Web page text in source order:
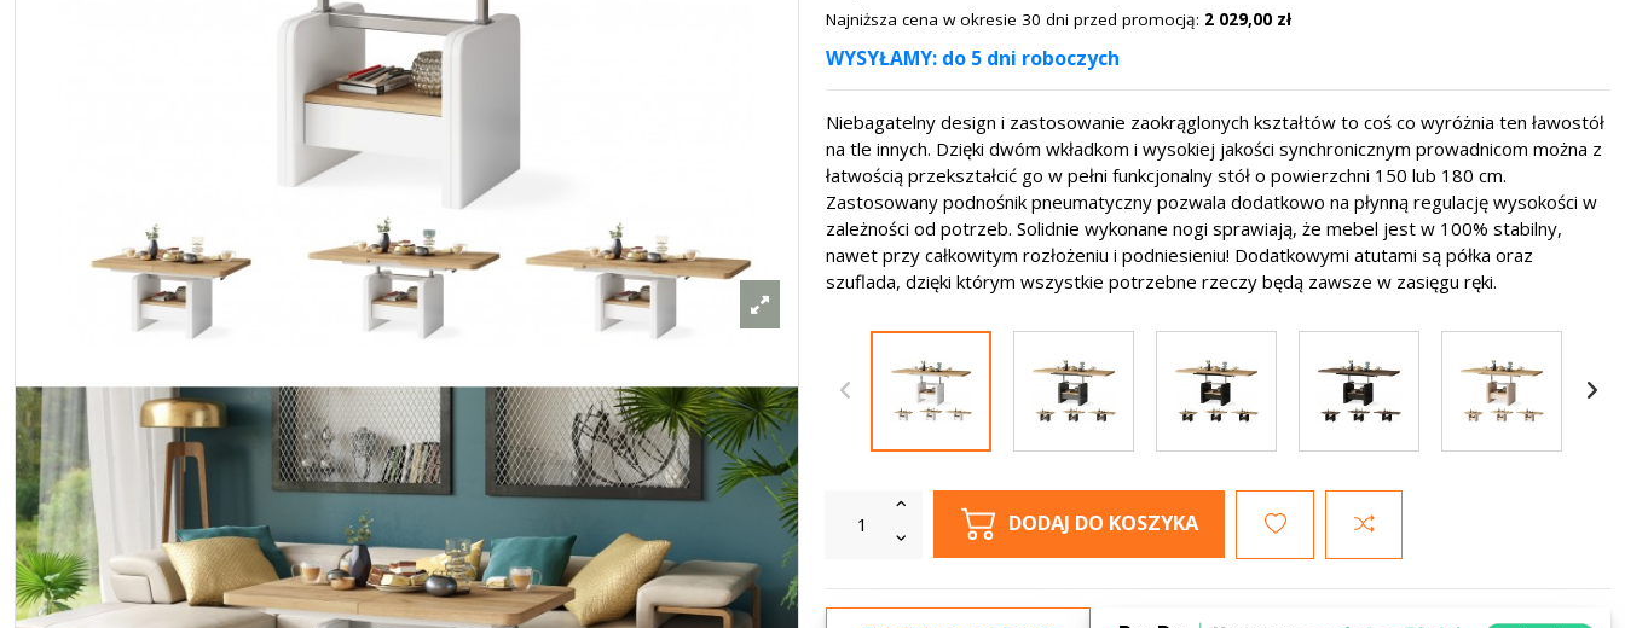
Najniższa cena w okresie 30 dni przed promocją: 2 029,00 zł
WYSYŁAMY: do 5 dni roboczych
Niebagatelny design i zastosowanie zaokrąglonych kształtów to coś co wyróżnia ten ławostół
na tle innych. Dzięki dwóm wkładkom i wysokiej jakości synchronicznym prowadnicom można z
łatwością przekształcić go w pełni funkcjonalny stół o powierzchni 150 lub 180 cm.
Zastosowany podnośnik pneumatyczny pozwala dodatkowo na płynną regulację wysokości w
zależności od potrzeb. Solidnie wykonane nogi sprawiają, że mebel jest w 100% stabilny,
nawet przy całkowitym rozłożeniu i podniesieniu! Dodatkowymi atutami są półka oraz
szuflada, dzięki którym wszystkie potrzebne rzeczy będą zawsze w zasięgu ręki.
DODAJ DO KOSZYKA